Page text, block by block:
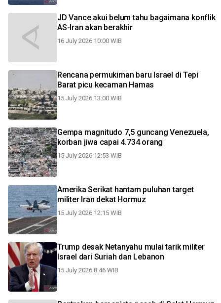
JD Vance akui belum tahu bagaimana konflik
AS-Iran akan berakhir
16 July 2026 10:00 WIB
Rencana permukiman baru Israel di Tepi
Barat picu kecaman Hamas
15 July 2026 13:00 WIB
Gempa magnitudo 7,5 guncang Venezuela,
korban jiwa capai 4.734 orang
15 July 2026 12:53 WIB
Amerika Serikat hantam puluhan target
militer Iran dekat Hormuz
15 July 2026 12:15 WIB
Trump desak Netanyahu mulai tarik militer
Israel dari Suriah dan Lebanon
15 July 2026 8:46 WIB